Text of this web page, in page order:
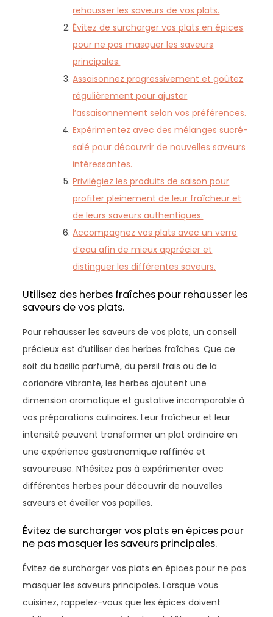
rehausser les saveurs de vos plats.
Évitez de surcharger vos plats en épices
pour ne pas masquer les saveurs
principales.
Assaisonnez progressivement et goûtez
régulièrement pour ajuster
l’assaisonnement selon vos préférences.
Expérimentez avec des mélanges sucré-
salé pour découvrir de nouvelles saveurs
intéressantes.
Privilégiez les produits de saison pour
profiter pleinement de leur fraîcheur et
de leurs saveurs authentiques.
Accompagnez vos plats avec un verre
d’eau afin de mieux apprécier et
distinguer les différentes saveurs.
Utilisez des herbes fraîches pour rehausser les
saveurs de vos plats.
Pour rehausser les saveurs de vos plats, un conseil
précieux est d’utiliser des herbes fraîches. Que ce
soit du basilic parfumé, du persil frais ou de la
coriandre vibrante, les herbes ajoutent une
dimension aromatique et gustative incomparable à
vos préparations culinaires. Leur fraîcheur et leur
intensité peuvent transformer un plat ordinaire en
une expérience gastronomique raffinée et
savoureuse. N’hésitez pas à expérimenter avec
différentes herbes pour découvrir de nouvelles
saveurs et éveiller vos papilles.
Évitez de surcharger vos plats en épices pour
ne pas masquer les saveurs principales.
Évitez de surcharger vos plats en épices pour ne pas
masquer les saveurs principales. Lorsque vous
cuisinez, rappelez-vous que les épices doivent